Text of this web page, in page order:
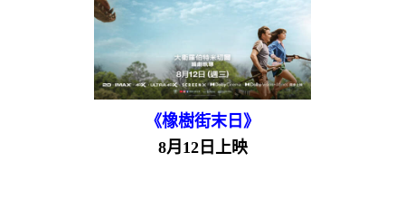
《橡樹街末日》
8月12日上映